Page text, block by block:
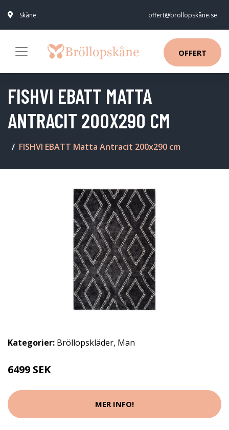
Skåne offert@bröllopskåne.se
OFFERT
FISHVI EBATT MATTA
ANTRACIT 200X290 CM
FISHVI EBATT Matta Antracit 200x290 cm
Kategorier: Bröllopskläder, Man
6499 SEK
MER INFO!